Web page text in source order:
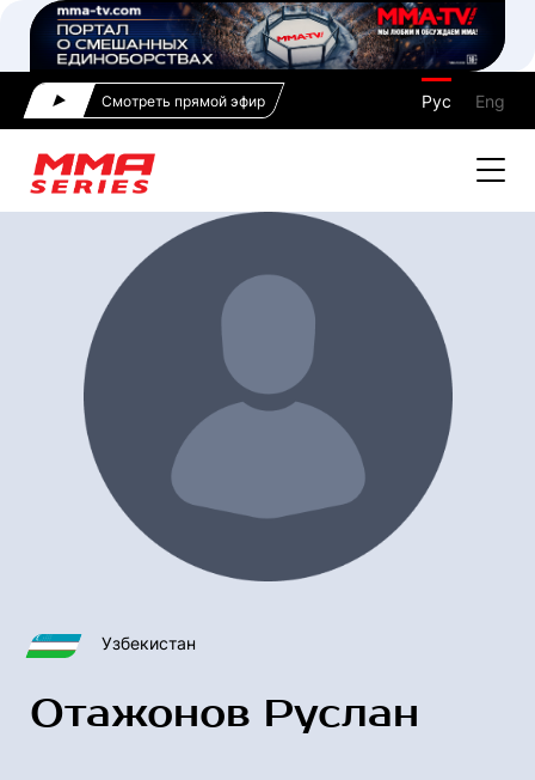
Смотреть прямой эфир Рус Eng
Узбекистан
Отажонов Руслан